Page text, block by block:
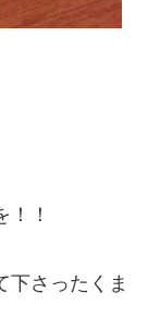
！
下さったくま